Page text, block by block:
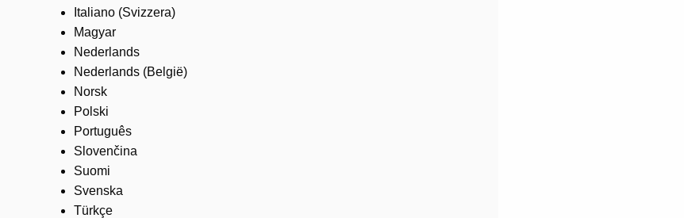
Italiano (Svizzera)
Magyar
Nederlands
Nederlands (België)
Norsk
Polski
Português
Slovenčina
Suomi
Svenska
Türkçe